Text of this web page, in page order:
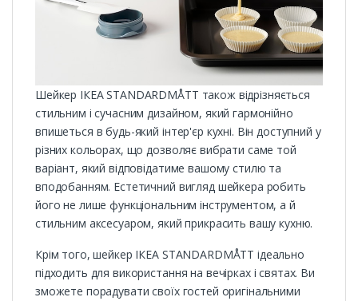
Шейкер ІКЕА STANDARDMÅTT також відрізняється
стильним і сучасним дизайном, який гармонійно
впишеться в будь-який інтер'єр кухні. Він доступний у
різних кольорах, що дозволяє вибрати саме той
варіант, який відповідатиме вашому стилю та
вподобанням. Естетичний вигляд шейкера робить
його не лише функціональним інструментом, а й
стильним аксесуаром, який прикрасить вашу кухню.
Крім того, шейкер ІКЕА STANDARDMÅTT ідеально
підходить для використання на вечірках і святах. Ви
зможете порадувати своїх гостей оригінальними